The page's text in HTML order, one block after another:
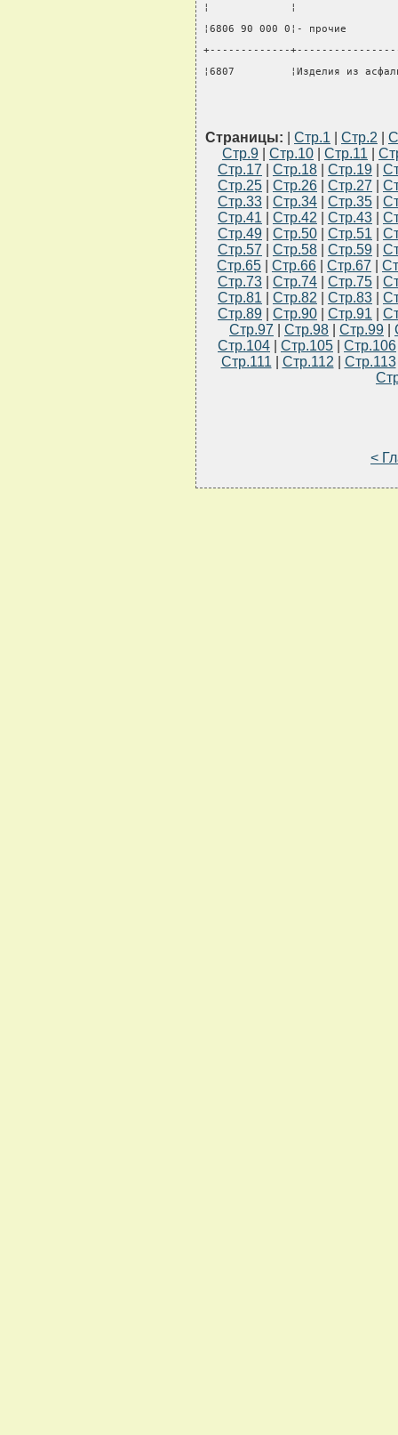
¦             ¦
¦6806 90 000 0¦-
+-------------
¦6807         ¦Изделия из
Страницы: Стр.1 Стр.2
Стр.9
Стр.10 Стр.11
Стр.17
Стр.18 Стр.19
Стр.25
Стр.26 Стр.27
Стр.33
Стр.34 Стр.35
Стр.41
Стр.42 Стр.43
Стр.49
Стр.50 Стр.51
Стр.57
Стр.58 Стр.59
Стр.65
Стр.66 Стр.67
Стр.73
Стр.74 Стр.75
Стр.81
Стр.82 Стр.83
Стр.89
Стр.90 Стр.91
Стр.97
Стр.98 Стр.99
Стр.104
Стр.105 Стр.106
Стр.111
Стр.112 Стр.113
<